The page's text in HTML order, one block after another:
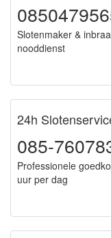
Slotenmaker &
nooddienst
24h
085-
Professionele
uur per dag